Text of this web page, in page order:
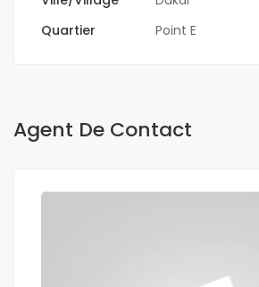
Quartier
Point E
Agent De Contact